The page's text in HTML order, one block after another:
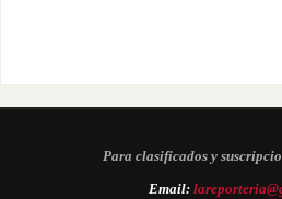
Para clasificados y
Email: